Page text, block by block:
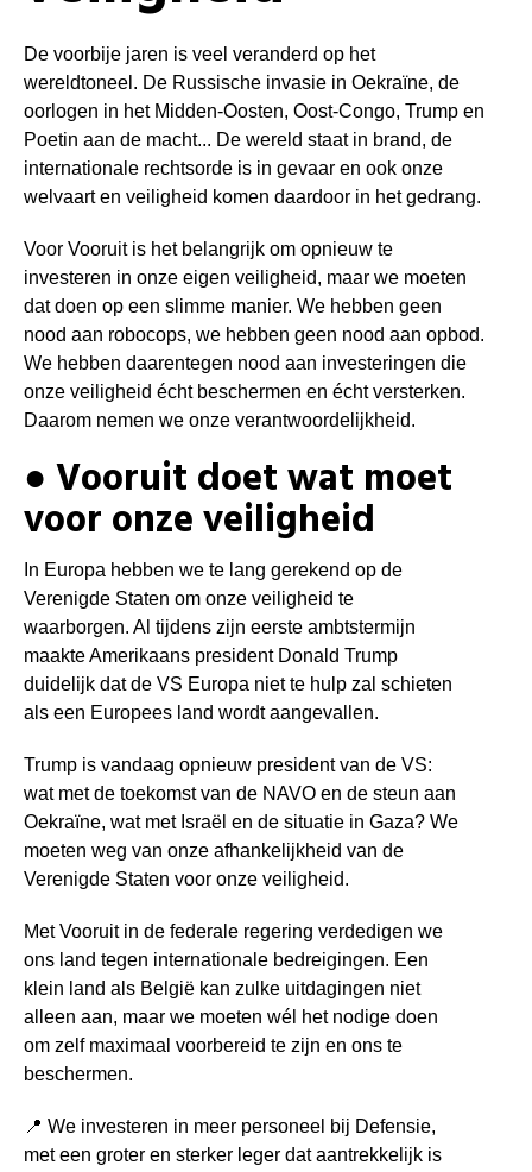
De voorbije jaren is veel veranderd op het
wereldtoneel. De Russische invasie in Oekraïne, de
oorlogen in het Midden-Oosten, Oost-Congo, Trump en
Poetin aan de macht... De wereld staat in brand, de
internationale rechtsorde is in gevaar en ook onze
welvaart en veiligheid komen daardoor in het gedrang.
Voor Vooruit is het belangrijk om opnieuw te
investeren in onze eigen veiligheid, maar we moeten
dat doen op een slimme manier. We hebben geen
nood aan robocops, we hebben geen nood aan opbod.
We hebben daarentegen nood aan investeringen die
onze veiligheid écht beschermen en écht versterken.
Daarom nemen we onze verantwoordelijkheid.
● Vooruit doet wat moet
voor onze veiligheid
In Europa hebben we te lang gerekend op de
Verenigde Staten om onze veiligheid te
waarborgen. Al tijdens zijn eerste ambtstermijn
maakte Amerikaans president Donald Trump
duidelijk dat de VS Europa niet te hulp zal schieten
als een Europees land wordt aangevallen.
Trump is vandaag opnieuw president van de VS:
wat met de toekomst van de NAVO en de steun aan
Oekraïne, wat met Israël en de situatie in Gaza? We
moeten weg van onze afhankelijkheid van de
Verenigde Staten voor onze veiligheid.
Met Vooruit in de federale regering verdedigen we
ons land tegen internationale bedreigingen. Een
klein land als België kan zulke uitdagingen niet
alleen aan, maar we moeten wél het nodige doen
om zelf maximaal voorbereid te zijn en ons te
beschermen.
📍 We investeren in meer personeel bij Defensie,
met een groter en sterker leger dat aantrekkelijk is